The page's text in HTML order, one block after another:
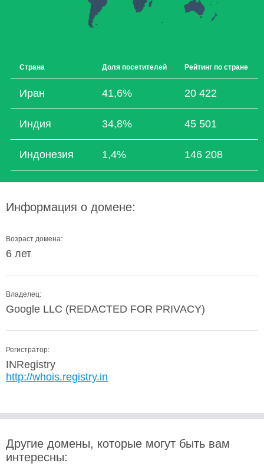
Страна Доля посетителей Рейтинг по стране
Иран 41,6% 20 422
Индия 34,8% 45 501
Индонезия 1,4% 146 208
Информация о домене:
Возраст домена:
6 лет
Владелец:
Google LLC (REDACTED FOR PRIVACY)
Регистратор:
INRegistry
http://whois.registry.in
Другие домены, которые могут быть вам
интересны: